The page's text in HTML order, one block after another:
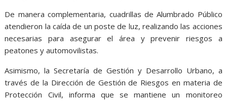
De manera complementaria, cuadrillas de Alumbrado Público
atendieron la caída de un poste de luz, realizando las acciones
necesarias para asegurar el área y prevenir riesgos a
peatones y automovilistas.
Asimismo, la Secretaría de Gestión y Desarrollo Urbano, a
través de la Dirección de Gestión de Riesgos en materia de
Protección Civil, informa que se mantiene un monitoreo